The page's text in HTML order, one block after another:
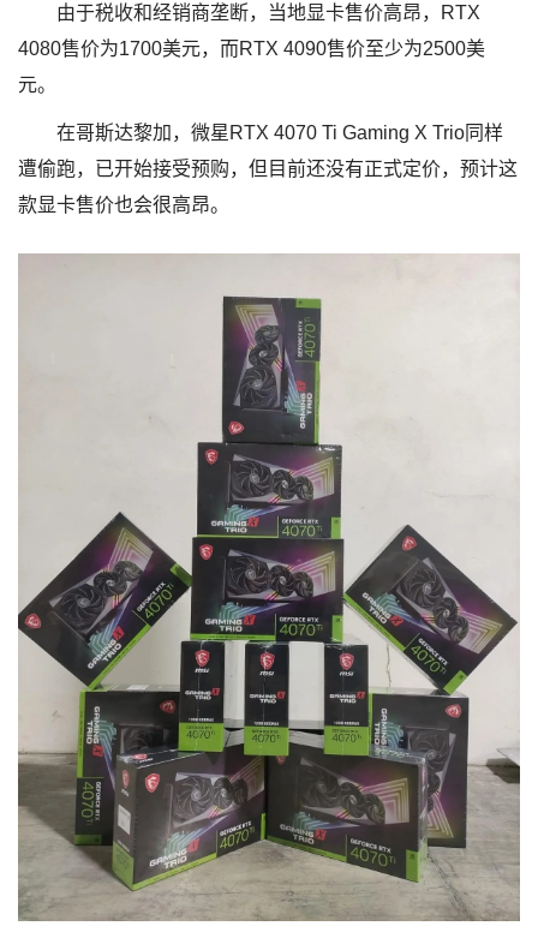
由于税收和经销商垄断，当地显卡售价高昂，RTX
4080售价为1700美元，而RTX 4090售价至少为2500美
元。
在哥斯达黎加，微星RTX 4070 Ti Gaming X Trio同样
遭偷跑，已开始接受预购，但目前还没有正式定价，预计这
款显卡售价也会很高昂。